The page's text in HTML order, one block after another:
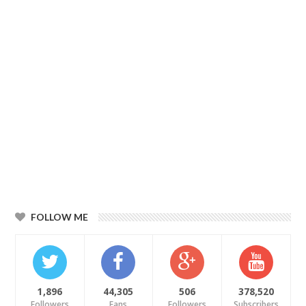
FOLLOW ME
1,896 44,305 506 378,520